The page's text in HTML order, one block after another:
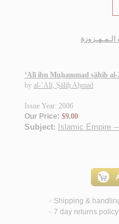
‘Alī ibn Muḥammad ṣāḥib
by al-‘Alī, Ṣāliḥ Aḥmad
Issue Year: 2006
Our Price: $9.00
Subject: Islamic Empire
< Shipping &
< 7 day returns policy